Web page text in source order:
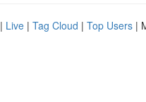
| Live | Tag Cloud | Top Users |